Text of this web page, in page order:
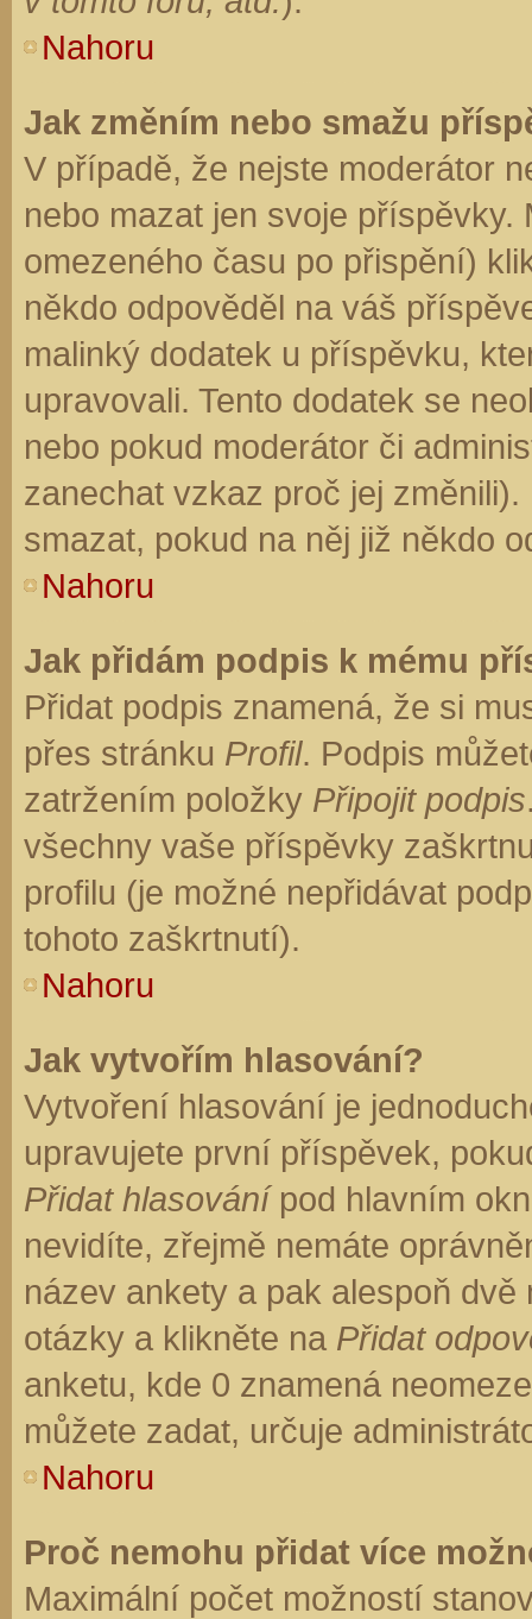
Nahoru
Jak změním nebo smažu
V případě, že nejste moderátor
nebo mazat jen svoje
omezeného času po přispění)
někdo odpověděl na váš
malinký dodatek u příspěvku,
upravovali. Tento dodatek se
nebo pokud moderátor či
zanechat vzkaz proč jej
smazat, pokud na něj již někdo
Nahoru
Jak přidám podpis k mému
Přidat podpis znamená, že si
přes stránku Profil. Podpis
zatržením položky Připojit podpis
všechny vaše příspěvky
profilu (je možné nepřidávat
tohoto zaškrtnutí).
Nahoru
Jak vytvořím hlasování?
Vytvoření hlasování je
upravujete první příspěvek,
Přidat hlasovánípod hlavním
nevidíte, zřejmě nemáte
název ankety a pak alespoň
otázky a klikněte na Přidat
anketu, kde 0 znamená
můžete zadat, určuje
Nahoru
Proč nemohu přidat více
Maximální počet možností